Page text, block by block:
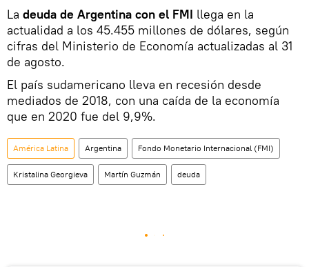
La deuda de Argentina con el FMI llega en la
actualidad a los 45.455 millones de dólares, según
cifras del Ministerio de Economía actualizadas al 31
de agosto.
El país sudamericano lleva en recesión desde
mediados de 2018, con una caída de la economía
que en 2020 fue del 9,9%.
América Latina Argentina Fondo Monetario Internacional (FMI)
Kristalina Georgieva Martín Guzmán deuda